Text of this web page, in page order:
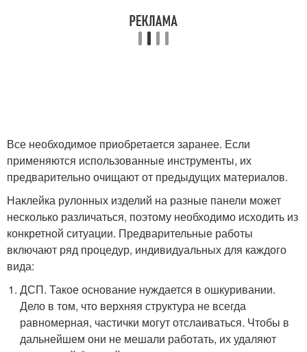
Все необходимое приобретается заранее. Если
применяются использованные инструменты, их
предварительно очищают от предыдущих материалов.
Наклейка рулонных изделий на разные панели может
несколько различаться, поэтому необходимо исходить из
конкретной ситуации. Предварительные работы
включают ряд процедур, индивидуальных для каждого
вида:
ДСП. Такое основание нуждается в ошкуривании.
Дело в том, что верхняя структура не всегда
равномерная, частички могут отслаиваться. Чтобы в
дальнейшем они не мешали работать, их удаляют